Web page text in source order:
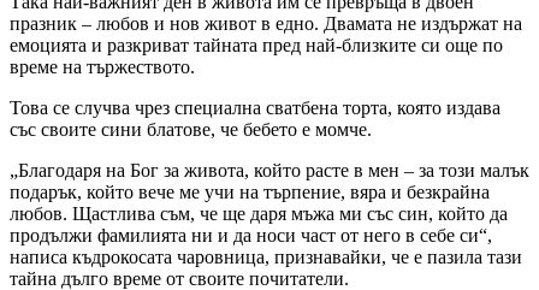
празник – любов и нов живот в едно. Двамата не издържат на
емоцията и разкриват тайната пред най-близките си още по
време на тържеството.
Това се случва чрез специална сватбена торта, която издава
със своите сини блатове, че бебето е момче.
„Благодаря на Бог за живота, който расте в мен – за този малък
подарък, който вече ме учи на търпение, вяра и безкрайна
любов. Щастлива съм, че ще даря мъжа ми със син, който да
продължи фамилията ни и да носи част от него в себе си“,
написа къдрокосата чаровница, признавайки, че е пазила тази
тайна дълго време от своите почитатели.